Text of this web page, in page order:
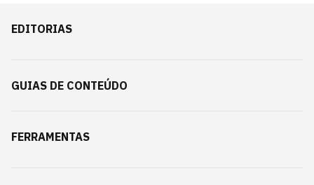
EDITORIAS
GUIAS DE CONTEÚDO
FERRAMENTAS